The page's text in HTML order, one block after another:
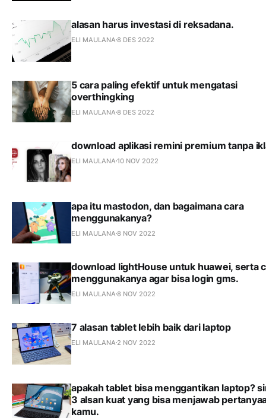
alasan harus investasi di reksadana.
ELI MAULANA 8 DES 2022
5 cara paling efektif untuk mengatasi
overthingking
ELI MAULANA 8 DES 2022
download aplikasi remini premium tanpa
ELI MAULANA 10 NOV 2022
apa itu mastodon, dan bagaimana cara
menggunakanya?
ELI MAULANA 8 NOV 2022
download lightHouse untuk huawei, serta
menggunakanya agar bisa login gms.
ELI MAULANA 8 NOV 2022
7 alasan tablet lebih baik dari laptop
ELI MAULANA 2 NOV 2022
apakah tablet bisa menggantikan laptop?
3 alsan kuat yang bisa menjawab
kamu.